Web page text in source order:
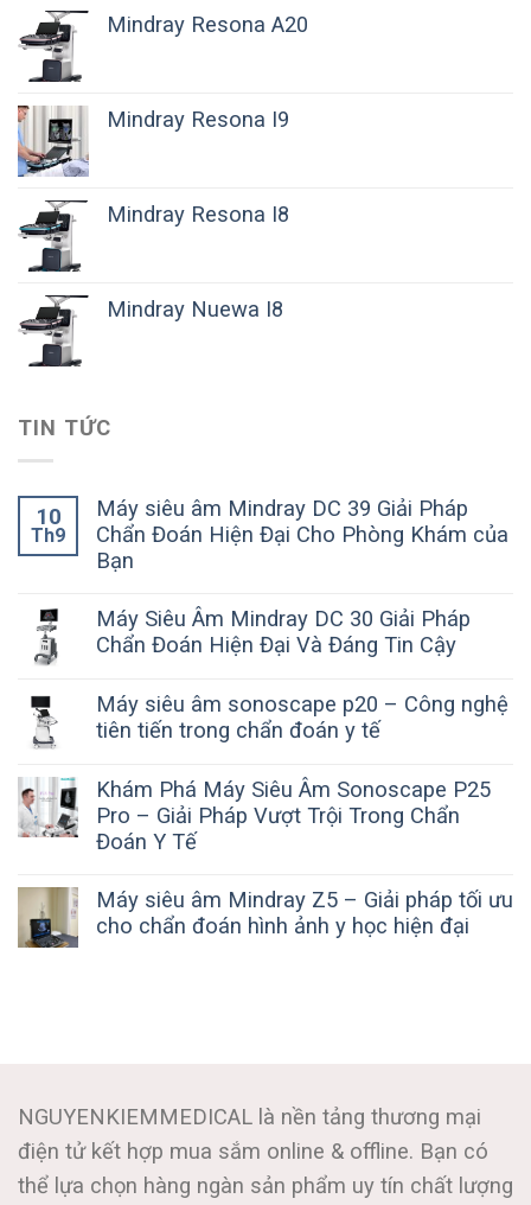
Mindray Resona A20
Mindray Resona I9
Mindray Resona I8
Mindray Nuewa I8
TIN TỨC
10
Th9
Máy siêu âm Mindray DC 39 Giải Pháp
Chẩn Đoán Hiện Đại Cho Phòng Khám của
Bạn
Máy Siêu Âm Mindray DC 30 Giải Pháp
Chẩn Đoán Hiện Đại Và Đáng Tin Cậy
Máy siêu âm sonoscape p20 – Công nghệ
tiên tiến trong chẩn đoán y tế
Khám Phá Máy Siêu Âm Sonoscape P25
Pro – Giải Pháp Vượt Trội Trong Chẩn
Đoán Y Tế
Máy siêu âm Mindray Z5 – Giải pháp tối ưu
cho chẩn đoán hình ảnh y học hiện đại
NGUYENKIEMMEDICAL là nền tảng thương mại
điện tử kết hợp mua sắm online & offline. Bạn có
thể lựa chọn hàng ngàn sản phẩm uy tín chất lượng